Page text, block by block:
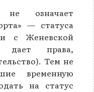
не означает
— статуса
с Женевской
дает права,
Тем не
временную
на статус